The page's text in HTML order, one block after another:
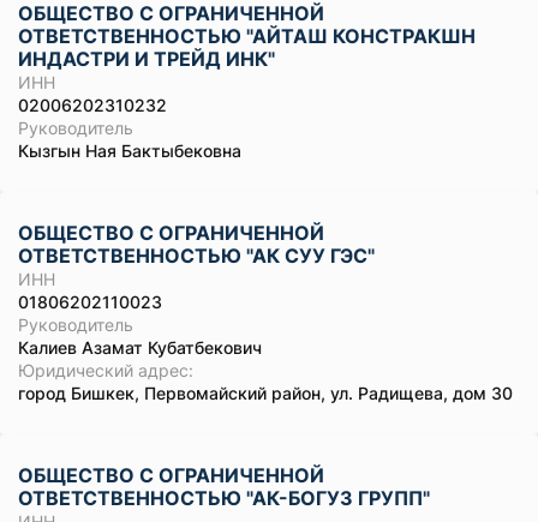
ОБЩЕСТВО С ОГРАНИЧЕННОЙ
ОТВЕТСТВЕННОСТЬЮ "АЙТАШ КОНСТРАКШН
ИНДАСТРИ И ТРЕЙД ИНК"
ИНН
02006202310232
Руководитель
Кызгын Ная Бактыбековна
ОБЩЕСТВО С ОГРАНИЧЕННОЙ
ОТВЕТСТВЕННОСТЬЮ "АК СУУ ГЭС"
ИНН
01806202110023
Руководитель
Калиев Азамат Кубатбекович
Юридический адрес:
город Бишкек, Первомайский район, ул. Радищева, дом 30
ОБЩЕСТВО С ОГРАНИЧЕННОЙ
ОТВЕТСТВЕННОСТЬЮ "АК-БОГУЗ ГРУПП"